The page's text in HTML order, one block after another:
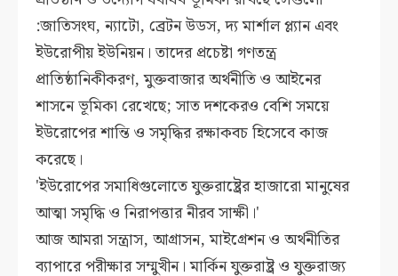
:জাতিসংঘ, ন্যাটো, ব্রেটন উডস, দ্য মার্শাল প্ল্যান এবং
ইউরোপীয় ইউনিয়ন। তাদের প্রচেষ্টা গণতন্ত্র
প্রাতিষ্ঠানিকীকরণ, মুক্তবাজার অর্থনীতি ও আইনের
শাসনে ভূমিকা রেখেছে; সাত দশকেরও বেশি সময়ে
ইউরোপের শান্তি ও সমৃদ্ধির রক্ষাকবচ হিসেবে কাজ
করেছে।
'ইউরোপের সমাধিগুলোতে যুক্তরাষ্ট্রের হাজারো মানুষের
আত্মা সমৃদ্ধি ও নিরাপত্তার নীরব সাক্ষী।'
আজ আমরা সন্ত্রাস, আগ্রাসন, মাইগ্রেশন ও অর্থনীতির
ব্যাপারে পরীক্ষার সম্মুখীন। মার্কিন যুক্তরাষ্ট্র ও যুক্তরাজ্য